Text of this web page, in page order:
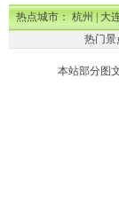
热点城市：杭州|大
热门景
本站部分图